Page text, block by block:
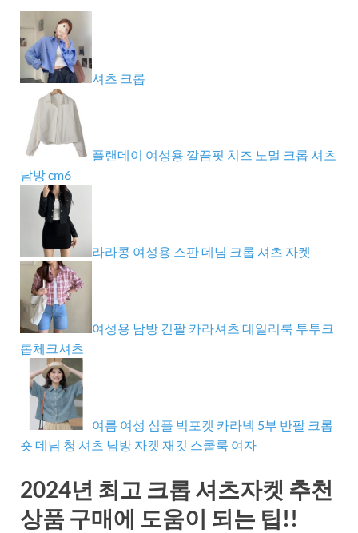
셔츠 크롭
플랜데이 여성용 깔끔핏 치즈 노멀 크롭 셔츠
남방 cm6
라라콩 여성용 스판 데님 크롭 셔츠 자켓
여성용 남방 긴팔 카라셔츠 데일리룩 투투크
롭체크셔츠
여름 여성 심플 빅포켓 카라넥 5부 반팔 크롭
숏 데님 청 셔츠 남방 자켓 재킷 스쿨룩 여자
2024년 최고 크롭 셔츠자켓 추천
상품 구매에 도움이 되는 팁!!